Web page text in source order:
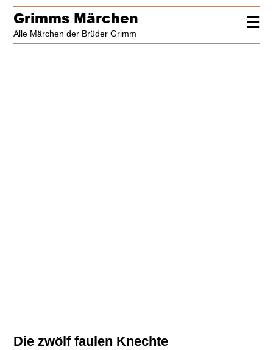
☰
Grimms Märchen
Alle Märchen der Brüder Grimm
Die zwölf faulen Knechte